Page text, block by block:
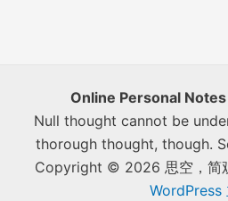
Online Personal
Null thought cannot be
thorough thought, though.
Copyright © 2026 思空，简
WordPress